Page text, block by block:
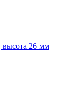
высота 26 мм